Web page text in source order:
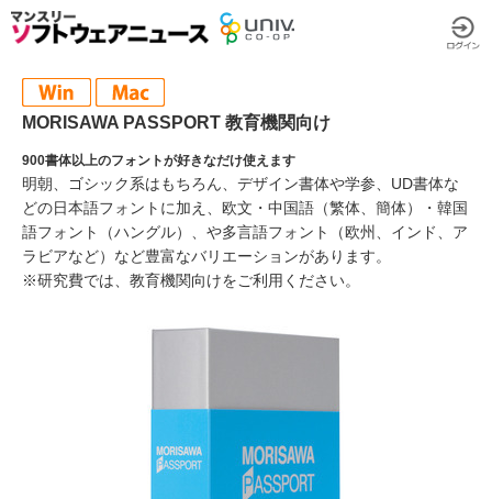
MORISAWA PASSPORT 教育機関向け
900書体以上のフォントが好きなだけ使えます
明朝、ゴシック系はもちろん、デザイン書体や学参、UD書体な
どの日本語フォントに加え、欧文・中国語（繁体、簡体）・韓国
語フォント（ハングル）、や多言語フォント（欧州、インド、ア
ラビアなど）など豊富なバリエーションがあります。
※研究費では、教育機関向けをご利用ください。